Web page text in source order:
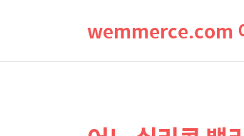
wemmerce.com
상
본